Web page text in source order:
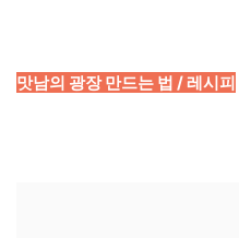
맛남의 광장 만드는 법 / 레시피